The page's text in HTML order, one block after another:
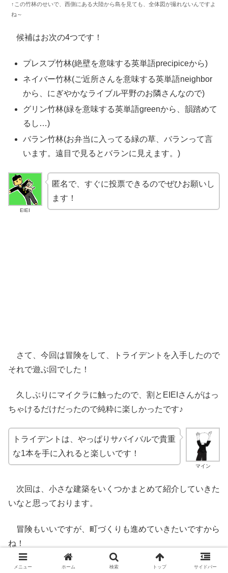
↑この竹林のせいで、西側にある大陸から島を見ても、全体図が撮れないんですよ
ね～
候補はお次の4つです！
プレスプ竹林(絶壁を意味する英単語precipiceから)
ネイバー竹林(ご近所さんを意味する英単語neighbor
から、にぎやかなライブル平野のお隣さんなので)
グリン竹林(緑を意味する英単語greenから、韻踏めて
るし…)
バラン竹林(お弁当に入ってる緑の草、バランって言
います。遠目で見るとバランに見えます。)
EIEI
匿名で、すぐに投票できるのでぜひお願いし
ます！
さて、今回は冒険をして、トライデントを入手したので
それで遊ぶ回でした！
久しぶりにマイクラに触ったので、割とEIEIさんがはっ
ちゃけるだけだったので純粋に楽しかったです♪
マイン
トライデントは、やっぱりサバイバルで貴重
な1本を手に入れると楽しいです！
次回は、小さな建築をいくつかまとめて紹介していきた
いなと思っております。
冒険もいいですが、町づくりも進めていきたいですから
ね！
それでは皆さん、バイバ～イ！
メニュー ホーム 検索 トップ サイドバー